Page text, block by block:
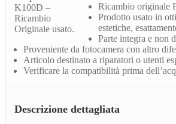
Ricambio originale
Prodotto usato in
estetiche,
Parte integra e non
Proveniente da fotocamera con altro
Articolo destinato a riparatori o utenti
Verificare la compatibilità prima
Descrizione dettagliata